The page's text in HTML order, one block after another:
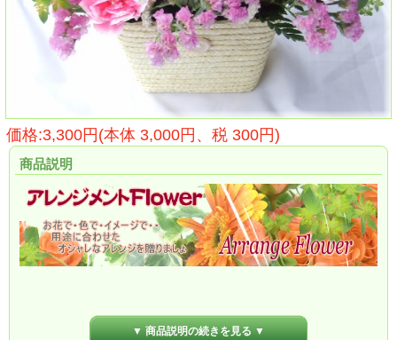
価格:3,300円(本体 3,000円、税 300円)
商品説明
ジしました♪
▼ 商品説明の続きを見る ▼